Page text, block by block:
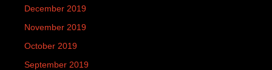
December 2019
November 2019
October 2019
September 2019